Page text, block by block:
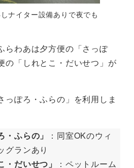
ナイター設備ありで夜でも
らわあは夕方便の「さっぽ
の「しれとこ・だいせつ」が
っぽろ・ふらの」を利用しま
・ふらの」
：同室OKのウィ
グランあり
・だいせつ」
：ペットルーム